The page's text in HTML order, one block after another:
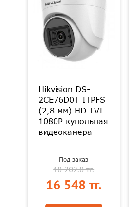
Hikvision DS-
2CE76D0T-ITPFS
(2,8 мм) HD TVI
1080P купольная
видеокамера
Под заказ
18 202.8 тг.
16 548 тг.